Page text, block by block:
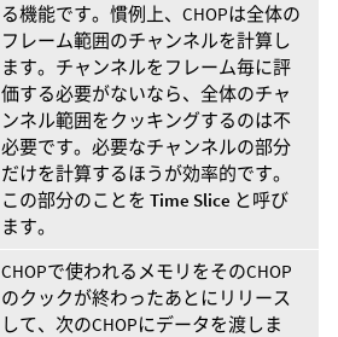
る機能です。慣例上、CHOPは全体の
フレーム範囲のチャンネルを計算し
ます。チャンネルをフレーム毎に評
価する必要がないなら、全体のチャ
ンネル範囲をクッキングするのは不
必要です。必要なチャンネルの部分
だけを計算するほうが効率的です。
この部分のことを Time Slice と呼び
ます。
CHOPで使われるメモリをそのCHOP
のクックが終わったあとにリリース
して、次のCHOPにデータを渡しま